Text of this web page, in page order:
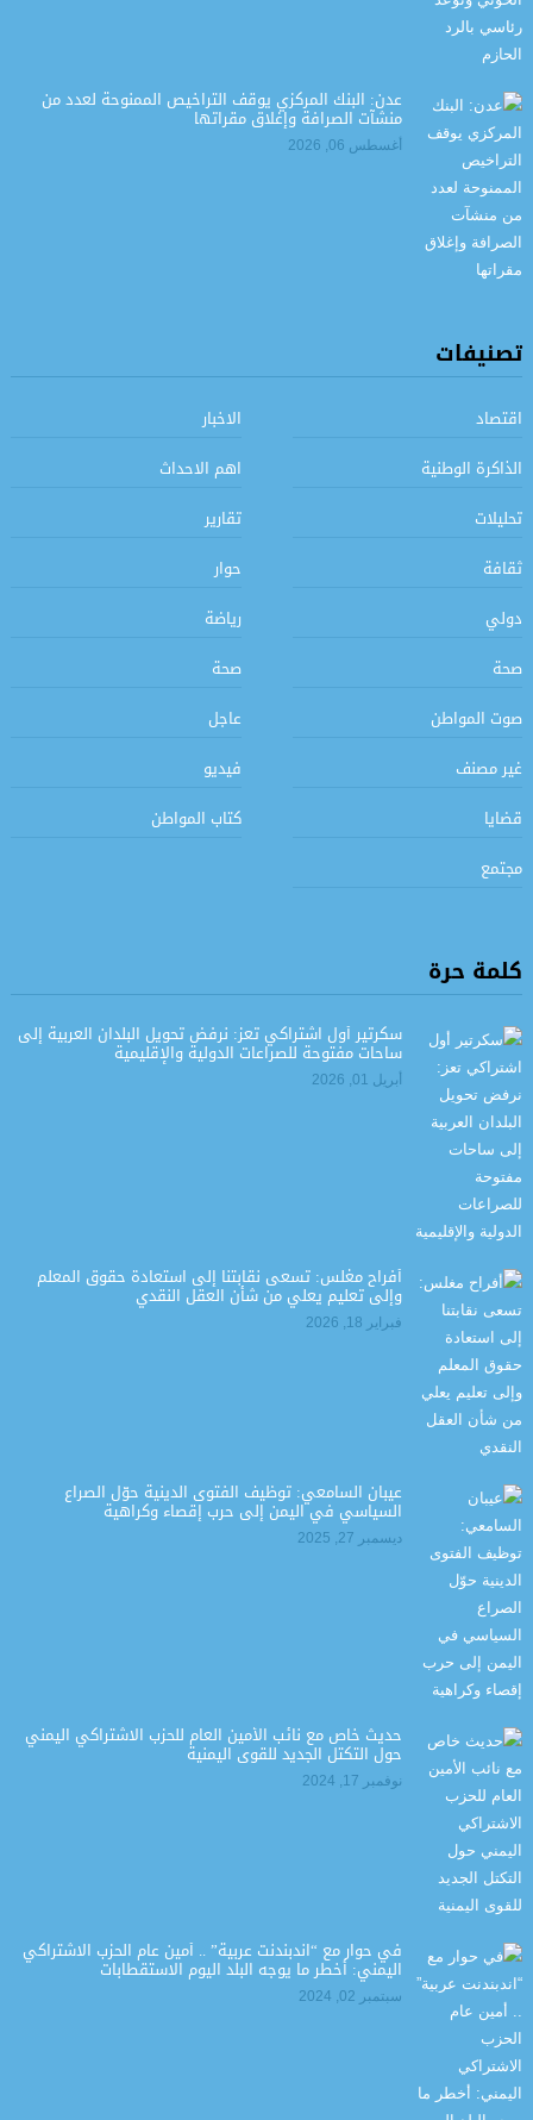
عدن: البنك المركزي يوقف التراخيص الممنوحة لعدد من
منشآت الصرافة وإغلاق مقراتها
أغسطس 06, 2026
تصنيفات
اقتصاد
الاخبار
الذاكرة الوطنية
اهم الاحداث
تحليلات
تقارير
ثقافة
حوار
دولي
رياضة
صحة
صحة
صوت المواطن
عاجل
غير مصنف
فيديو
قضايا
كتاب المواطن
مجتمع
كلمة حرة
سكرتير أول اشتراكي تعز: نرفض تحويل البلدان العربية إلى
ساحات مفتوحة للصراعات الدولية والإقليمية
أبريل 01, 2026
أفراح مغلس: تسعى نقابتنا إلى استعادة حقوق المعلم
وإلى تعليم يعلي من شأن العقل النقدي
فبراير 18, 2026
عيبان السامعي: توظيف الفتوى الدينية حوّل الصراع
السياسي في اليمن إلى حرب إقصاء وكراهية
ديسمبر 27, 2025
حديث خاص مع نائب الأمين العام للحزب الاشتراكي اليمني
حول التكتل الجديد للقوى اليمنية
نوفمبر 17, 2024
في حوار مع “اندبندنت عربية” .. أمين عام الحزب الاشتراكي
اليمني: أخطر ما يوجه البلد اليوم الاستقطابات
سبتمبر 02, 2024